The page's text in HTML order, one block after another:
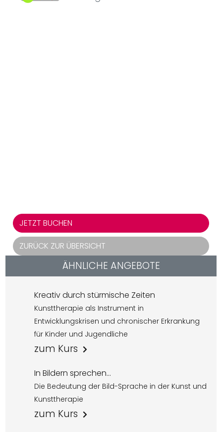
ÄHNLICHE ANGEBOTE
Kreativ durch stürmische Zeiten
Kunsttherapie als Instrument in
Entwicklungskrisen und chronischer Erkrankung
für Kinder und Jugendliche
zum Kurs
In Bildern sprechen...
Die Bedeutung der Bild-Sprache in der Kunst und
Kunsttherapie
zum Kurs
JETZT BUCHEN
ZURÜCK ZUR ÜBERSICHT